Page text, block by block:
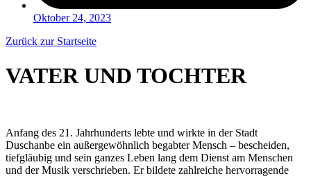
Oktober 24, 2023
Zurück zur Startseite
VATER UND TOCHTER
Anfang des 21. Jahrhunderts lebte und wirkte in der Stadt
Duschanbe ein außergewöhnlich begabter Mensch – bescheiden,
tiefgläubig und sein ganzes Leben lang dem Dienst am Menschen
und der Musik verschrieben. Er bildete zahlreiche hervorragende